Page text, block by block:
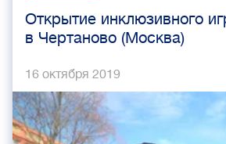
Открытие инклюзивного
в Чертаново (Москва)
16 октября 2019